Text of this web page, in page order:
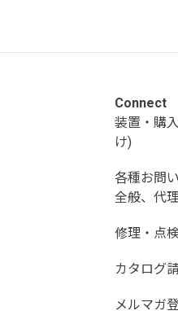
Connect
装置・購
け)
各種お問
全般、代
修理・点
カタログ
メルマガ